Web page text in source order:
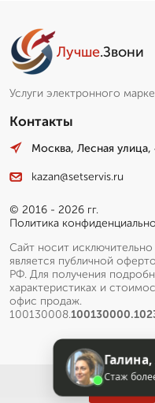
Лучше.Звони
Услуги электронного
Контакты
Москва, Лесная улица,
kazan@setservis.ru
© 2016 - 2026 гг.
Политика
Сайт носит
является публичной
РФ. Для получения
характеристиках и
офис продаж.
100130008.
Галина,
Стаж